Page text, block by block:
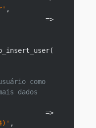
como
dados